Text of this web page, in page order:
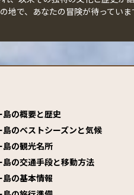
地で、あなたの冒険が待ってい
島の概要と歴史
島のベストシーズンと気候
島の観光名所
島の交通手段と移動方法
島の基本情報